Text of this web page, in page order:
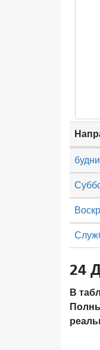
24
В